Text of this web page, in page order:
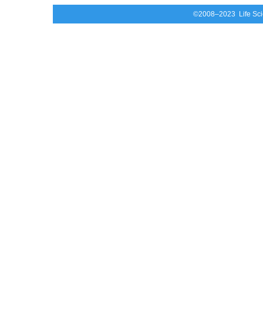
©2008–2023 Life